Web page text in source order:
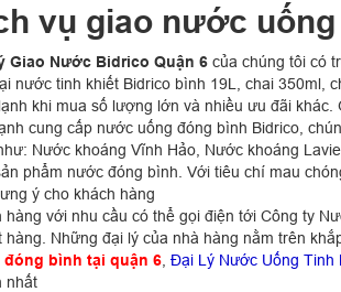
vụ giao nước
Giao Nước Bidrico Quận 6của chúng tôi có
nước tinh khiết Bidrico bình 19L, chai 350ml,
khi mua số lượng lớn và nhiều ưu đãi khác.
cung cấp nước uống đóng bình Bidrico,
Nước khoáng Vĩnh Hảo, Nước khoáng Lavie,
phẩm nước đóng bình. Với tiêu chí mau
ý cho khách hàng
hàng với nhu cầu có thể gọi điện tới Công ty
hàng. Những đại lý của nhà hàng nằm trên
bình tại quận 6, Đại Lý Nước Uống Tinh
nhất